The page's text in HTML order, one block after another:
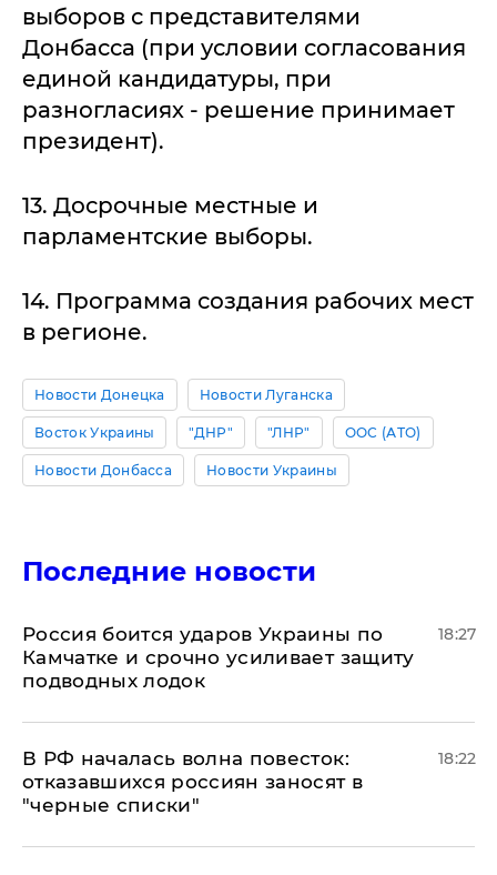
выборов с представителями
Донбасса (при условии согласования
единой кандидатуры, при
разногласиях - решение принимает
президент).
13. Досрочные местные и
парламентские выборы.
14. Программа создания рабочих мест
в регионе.
Новости Донецка Новости Луганска
Восток Украины "ДНР" "ЛНР" ООС (АТО)
Новости Донбасса Новости Украины
Последние новости
Россия боится ударов Украины по
Камчатке и срочно усиливает защиту
подводных лодок
18:27
​В РФ началась волна повесток:
отказавшихся россиян заносят в
"черные списки"
18:22